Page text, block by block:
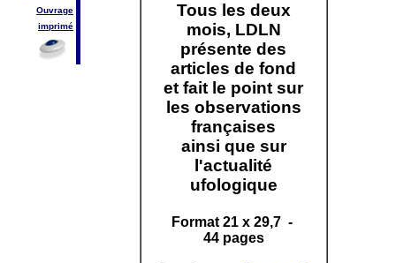
Ouvrage
imprimé
Tous les deux
mois, LDLN
présente des
articles de fond
et fait le point sur
les observations
françaises
ainsi que sur
l'actualité
ufologique
Format 21 x 29,7 -
44 pages